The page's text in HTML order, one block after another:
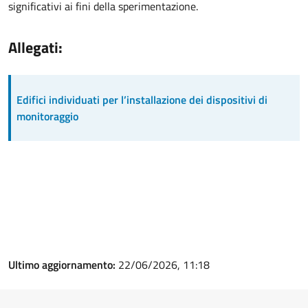
significativi ai fini della sperimentazione.
Allegati:
Edifici individuati per l’installazione dei dispositivi di
monitoraggio
Ultimo aggiornamento: 22/06/2026, 11:18